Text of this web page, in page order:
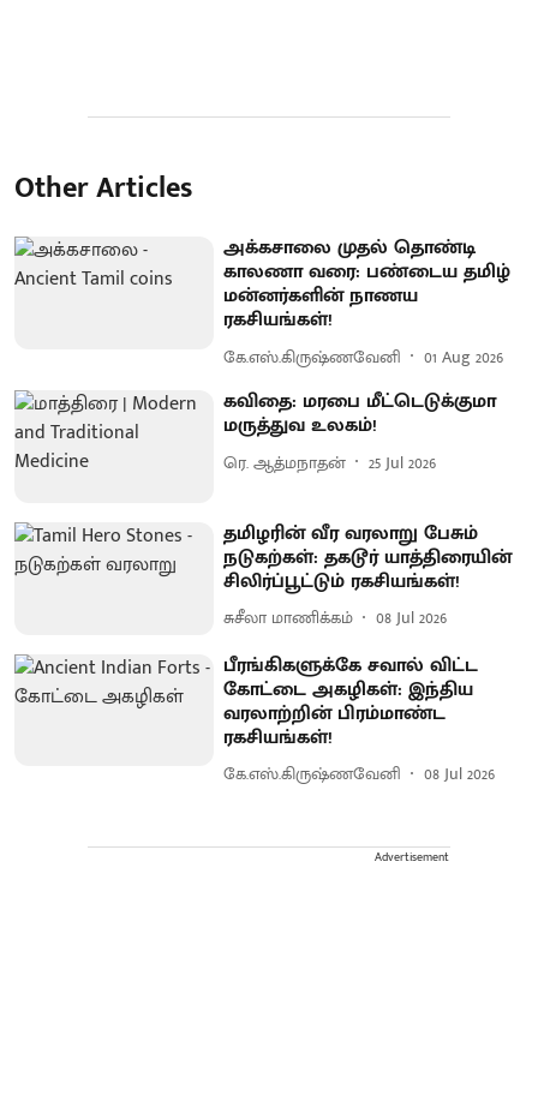
Other Articles
அக்கசாலை முதல் தொண்டி
காலணா வரை: பண்டைய தமிழ்
மன்னர்களின் நாணய
ரகசியங்கள்!
கே.எஸ்.கிருஷ்ணவேனி 01 Aug 2026
கவிதை: மரபை மீட்டெடுக்குமா
மருத்துவ உலகம்!
ரெ. ஆத்மநாதன் 25 Jul 2026
தமிழரின் வீர வரலாறு பேசும்
நடுகற்கள்: தகடூர் யாத்திரையின்
சிலிர்ப்பூட்டும் ரகசியங்கள்!
சுசீலா மாணிக்கம் 08 Jul 2026
பீரங்கிகளுக்கே சவால் விட்ட
கோட்டை அகழிகள்: இந்திய
வரலாற்றின் பிரம்மாண்ட
ரகசியங்கள்!
கே.எஸ்.கிருஷ்ணவேனி 08 Jul 2026
Advertisement